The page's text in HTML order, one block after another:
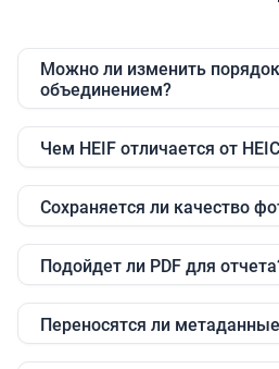
Можно ли изменить
объединением?
Чем HEIF отличается от
Сохраняется ли качество
Подойдет ли PDF для
Переносятся ли